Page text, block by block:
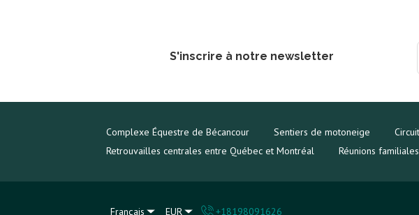
S'inscrire à notre newsletter
Complexe Équestre de Bécancour Sentiers de motoneige
Retrouvailles centrales entre Québec et Montréal
Réunions
Français EUR +18198091626